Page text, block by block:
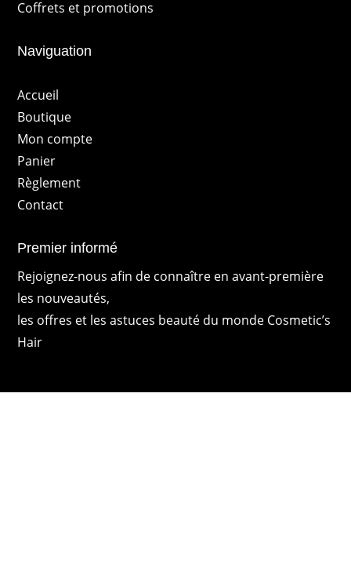
Coffrets et promotions
Naviguation
Accueil
Boutique
Mon compte
Panier
Règlement
Contact
Premier informé
Rejoignez-nous afin de connaître en avant-première
les nouveautés,
les offres et les astuces beauté du monde Cosmetic’s
Hair